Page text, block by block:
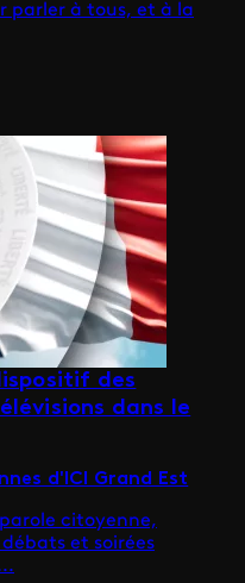
parler à tous, et à la
des
dans le
d'ICI Grand Est
citoyenne,
et soirées